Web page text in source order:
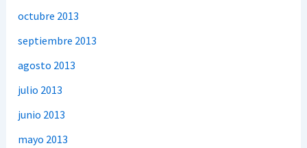
octubre 2013
septiembre 2013
agosto 2013
julio 2013
junio 2013
mayo 2013